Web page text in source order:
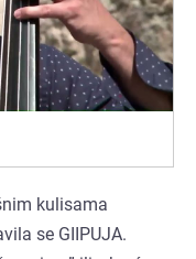
kulisama
se GIIPUJA.